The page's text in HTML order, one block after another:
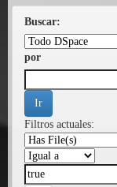
Buscar:
por
Filtros actuales: